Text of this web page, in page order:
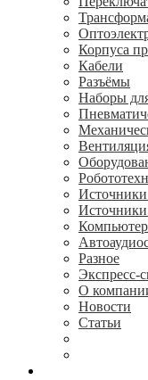
Корпуса
Кабели
Разъёмы
Наборы
Источники
Источники
Разное
Экспресс-
О
Новости
Статьи